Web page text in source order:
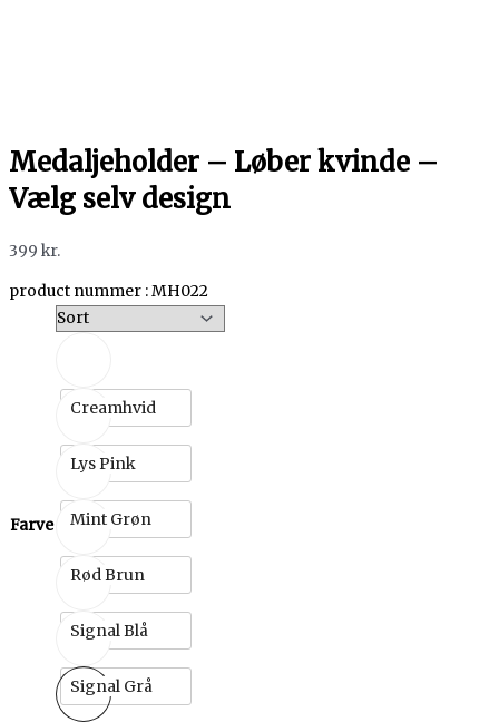
Medaljeholder – Løber kvinde –
Vælg selv design
399 kr.
product nummer : MH022
Farve
Creamhvid
Lys Pink
Mint Grøn
Rød Brun
Signal Blå
Signal Grå